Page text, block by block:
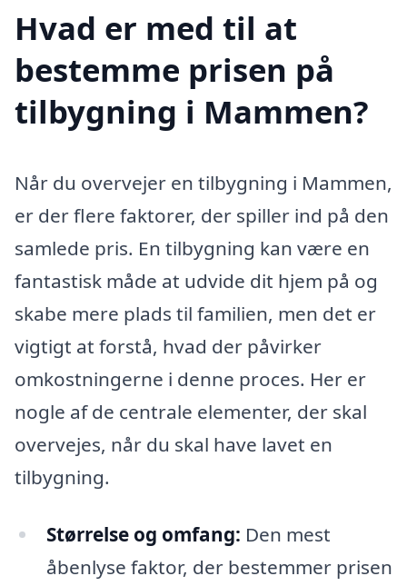
Hvad er med til at
bestemme prisen på
tilbygning i Mammen?
Når du overvejer en tilbygning i Mammen,
er der flere faktorer, der spiller ind på den
samlede pris. En tilbygning kan være en
fantastisk måde at udvide dit hjem på og
skabe mere plads til familien, men det er
vigtigt at forstå, hvad der påvirker
omkostningerne i denne proces. Her er
nogle af de centrale elementer, der skal
overvejes, når du skal have lavet en
tilbygning.
Størrelse og omfang: Den mest
åbenlyse faktor, der bestemmer prisen